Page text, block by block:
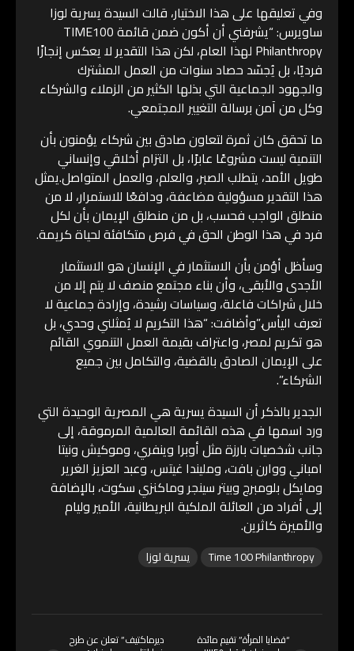
وفي تعليقها على هذا الاختيار، قالت السيدة يسرية لوزا
ساويرس: “يشرفني أن أكون ضمن قائمة TIME100
Philanthropy لهذا العام، لكن هذا التقدير لا يعكس إنجازًا
فرديًا، بل يُجسّد حصاد سنوات من العمل المشترك
والجهود الجماعية التي بذلها الكثير من الزملاء والشركاء
وكل من آمن برسالة التغيير المجتمعي.
ما تحقق كان ثمرة لتعاون صادق بين شركاء يؤمنون بأن
التنمية ليست مشروعًا عابرًا، بل التزام أخلاقي وإنساني
طويل الأمد، يتطلب الصبر، والعلم، والعمل المتواصل.يمثل
هذا التقدير مسؤولية مضاعفة، ودافعًا للاستمرار، لا من
منطلق الواجب فحسب، بل من منطلق الإيمان بأن لكل
فرد في هذا الوطن الحق في فرص متكافئة لحياة كريمة.
وسأظل أؤمن بأن الاستثمار في الإنسان هو الاستثمار
الأجدى والأبقى، وأن بناء مجتمع منصف لا يتم إلا من
خلال شراكات فاعلة، وسياسات رشيدة، وإرادة جماعية لا
تعرف اليأس.”وأضافت: “هذا التكريم لا يُمثلني وحدي، بل
هو تكريم لمصر، واعتراف بقيمة العمل التنموي القائم
على الإيمان الصادق بالقضية، والتكامل بين جميع
الشركاء”.
الجدير بالذكر أن السيدة يسرية هي المصرية الوحيدة التي
ورد اسمها في هذه القائمة العالمية المرموقة، إلى
جانب شخصيات بارزة مثل أوبرا وينفري، وموكيش ونيتا
امباني ووارن بافت، ومليندا غيتس، وعبد العزيز الغرير
ومايكل بلومبرج وبيتر سينجر وماكنزي سكوت، بالإضافة
إلى أفراد من العائلة الملكية البريطانية، الأمير وليام
والأميرة كاثرين.
Time 100 Philanthropy يسرية لوزا
“قضايا المرأة” تقيم مائدة ديرماكتيف” تعلن عن طرح